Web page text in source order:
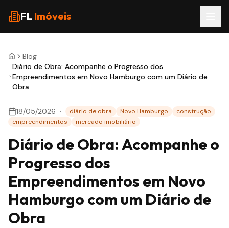
FL Imóveis
Blog
Diário de Obra: Acompanhe o Progresso dos
Empreendimentos em Novo Hamburgo com um Diário de
Obra
18/05/2026 · diário de obra Novo Hamburgo
construção
empreendimentos
mercado imobiliário
Diário de Obra: Acompanhe o
Progresso dos
Empreendimentos em Novo
Hamburgo com um Diário de
Obra